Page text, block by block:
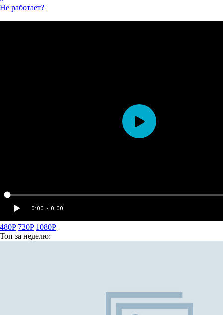
Не работает?
480P 720P 1080P
Топ за неделю: